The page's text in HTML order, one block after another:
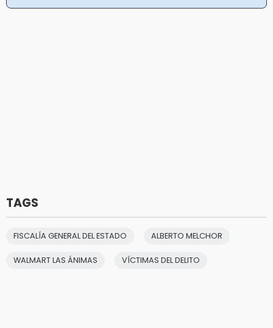
TAGS
FISCALÍA GENERAL DEL ESTADO ALBERTO MELCHOR
WALMART LAS ÁNIMAS VÍCTIMAS DEL DELITO